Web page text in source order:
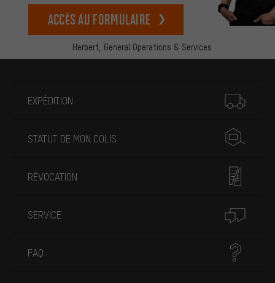
Herbert, General Operations & Services
Accès au formulaire
EXPÉDITION
STATUT DE MON COLIS
RÉVOCATION
SERVICE
FAQ